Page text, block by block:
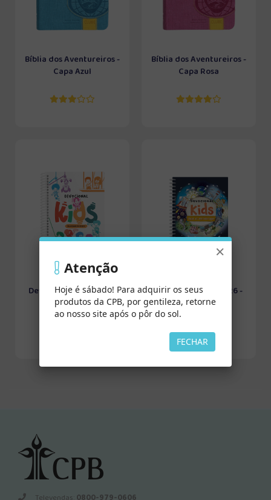
Bíblia dos Aventureiros -
Capa Azul
Bíblia dos Aventureiros -
Capa Rosa
Devocional Kids 2024 -
Palavrinhas do...
Devocional Kids 2026 -
Aqui, Ali, Em ...
×
Atenção
Hoje é sábado! Para adquirir os seus
produtos da CPB, por gentileza, retorne
ao nosso site após o pôr do sol.
FECHAR